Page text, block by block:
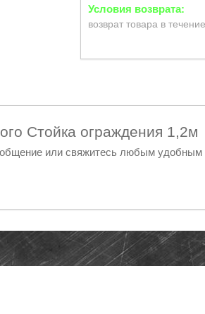
возврат товара в
Стойка ограждения 1,2м
или свяжитесь любым удобным